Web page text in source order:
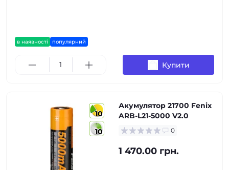
в наявності популярний
Купити
10
10
Акумулятор 21700 Fenix
ARB-L21-5000 V2.0
0
1 470.00 грн.